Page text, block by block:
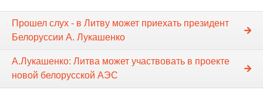
Прошел слух - в Литву может приехать президент
Белоруссии А. Лукашенко
А.Лукашенко: Литва может участвовать в проекте
новой белорусской АЭС